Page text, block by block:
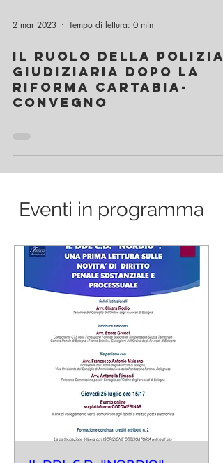
2 mar 2023 Tempo di lettura: 0 min
Il ruolo della polizia
giudiziaria dopo la
Eventi in programma